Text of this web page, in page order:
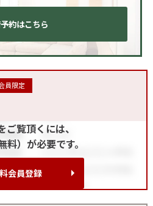
約はこちら
員限定
ご覧頂くには、
料）が必要です。
会員登録